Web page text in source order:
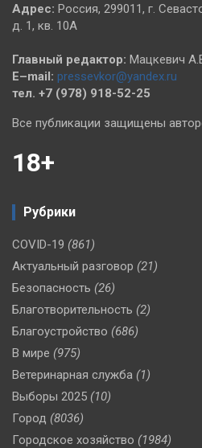
Адрес: Россия, 299011, г.
д. 1, кв. 10А
Главный редактор: Мацкевич
E–mail: pressevkor@yandex.ru
тел. +7 (978) 918-52-25
Все публикации защищены
18+
Рубрики
COVID-19 (861)
Актуальный разговор (21)
Безопасность (26)
Благотворительность (2)
Благоустройство (686)
В мире (975)
Ветеринарная служба (1)
Выборы 2025 (10)
Город (8036)
Городское хозяйство (1984)